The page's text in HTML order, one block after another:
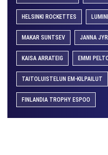
HELSINKI ROCKETTES
MAKAR SUNTSEV JANNA
KAISA ARRATEIG EMMI
TAITOLUISTELUN EM-KILPAILUT
FINLANDIA TROPHY ESPOO